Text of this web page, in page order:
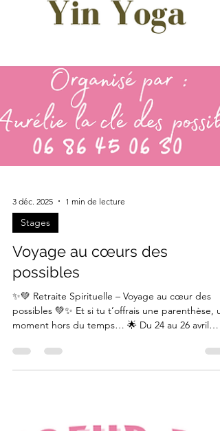
3 déc. 2025 1 min de lecture
Stages
Voyage au cœurs des
possibles
✨💚 Retraite Spirituelle – Voyage au cœur des
et mer, pour une expérience douce et profonde